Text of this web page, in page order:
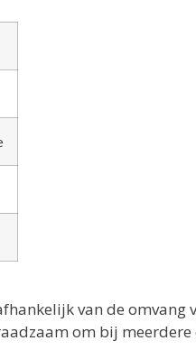
van de omvang
om bij meerdere